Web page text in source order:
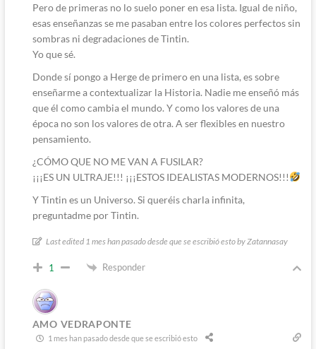
Pero de primeras no lo suelo poner en esa lista. Igual de niño,
esas enseñanzas se me pasaban entre los colores perfectos sin
sombras ni degradaciones de Tintin.
Yo que sé.
Donde sí pongo a Herge de primero en una lista, es sobre
enseñarme a contextualizar la Historia. Nadie me enseñó más
que él como cambia el mundo. Y como los valores de una
época no son los valores de otra. A ser flexibles en nuestro
pensamiento.
¿CÓMO QUE NO ME VAN A FUSILAR?
¡¡¡ES UN ULTRAJE!!! ¡¡¡ESTOS IDEALISTAS MODERNOS!!!
Y Tintin es un Universo. Si queréis charla infinita,
preguntadme por Tintin.
Last edited 1 mes han pasado desde que se escribió esto by Zatannasay
1 Responder
AMO VEDRAPONTE
1 mes han pasado desde que se escribió esto